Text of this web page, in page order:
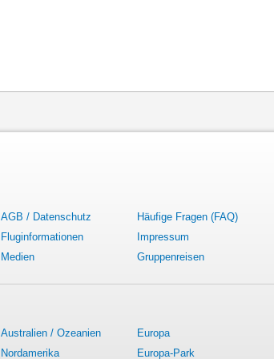
AGB / Datenschutz Häufige Fragen (FAQ)
Fluginformationen Impressum
Medien Gruppenreisen
Australien / Ozeanien Europa
Nordamerika Europa-Park